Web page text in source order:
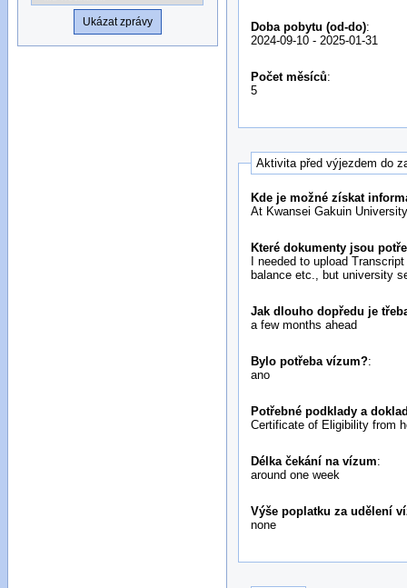
Doba pobytu (od-do):
2024-09-10 - 2025-01-31
Počet měsíců:
5
Aktivita před výjezdem do
Kde je možné získat
At Kwansei Gakuin
Které dokumenty jsou
I needed to upload
balance etc., but university
Jak dlouho dopředu je
a few months ahead
Bylo potřeba vízum?:
ano
Potřebné podklady a
Certificate of Eligibility from
Délka čekání na vízum:
around one week
Výše poplatku za udělení
none